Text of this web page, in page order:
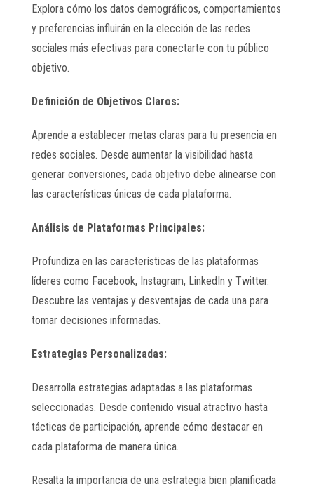
Explora cómo los datos demográficos, comportamientos
y preferencias influirán en la elección de las redes
sociales más efectivas para conectarte con tu público
objetivo.
Definición de Objetivos Claros:
Aprende a establecer metas claras para tu presencia en
redes sociales. Desde aumentar la visibilidad hasta
generar conversiones, cada objetivo debe alinearse con
las características únicas de cada plataforma.
Análisis de Plataformas Principales:
Profundiza en las características de las plataformas
líderes como Facebook, Instagram, LinkedIn y Twitter.
Descubre las ventajas y desventajas de cada una para
tomar decisiones informadas.
Estrategias Personalizadas:
Desarrolla estrategias adaptadas a las plataformas
seleccionadas. Desde contenido visual atractivo hasta
tácticas de participación, aprende cómo destacar en
cada plataforma de manera única.
Resalta la importancia de una estrategia bien planificada